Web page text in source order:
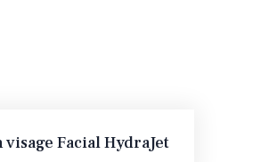
visage Facial HydraJet